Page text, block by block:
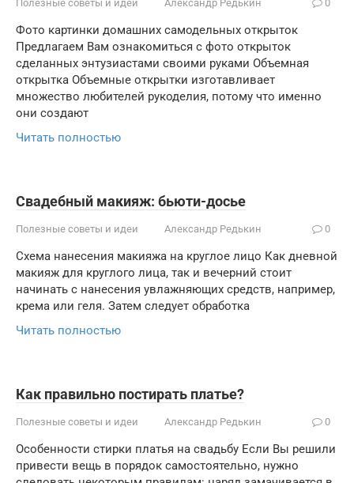
Полезные советы и идеи Александр Редькин 0
Фото картинки домашних самодельных открыток
Предлагаем Вам ознакомиться с фото открыток
сделанных энтузиастами своими руками Объемная
открытка Объемные открытки изготавливает
множество любителей рукоделия, потому что именно
они создают
Читать полностью
Свадебный макияж: бьюти-досье
Полезные советы и идеи Александр Редькин 0
Схема нанесения макияжа на круглое лицо Как дневной
макияж для круглого лица, так и вечерний стоит
начинать с нанесения увлажняющих средств, например,
крема или геля. Затем следует обработка
Читать полностью
Как правильно постирать платье?
Полезные советы и идеи Александр Редькин 0
Особенности стирки платья на свадьбу Если Вы решили
привести вещь в порядок самостоятельно, нужно